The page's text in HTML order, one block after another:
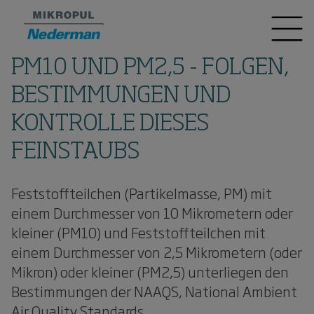
PM10 UND PM2,5 - FOLGEN,
BESTIMMUNGEN UND
KONTROLLE DIESES
FEINSTAUBS
Feststoffteilchen (Partikelmasse, PM) mit
einem Durchmesser von 10 Mikrometern oder
kleiner (PM10) und Feststoffteilchen mit
einem Durchmesser von 2,5 Mikrometern (oder
Mikron) oder kleiner (PM2,5) unterliegen den
Bestimmungen der NAAQS, National Ambient